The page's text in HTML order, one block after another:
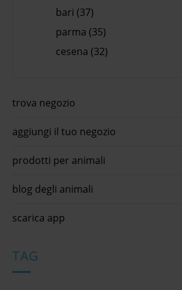
bari (37)
parma (35)
cesena (32)
trova negozio
aggiungi il tuo negozio
prodotti per animali
blog degli animali
scarica app
TAG